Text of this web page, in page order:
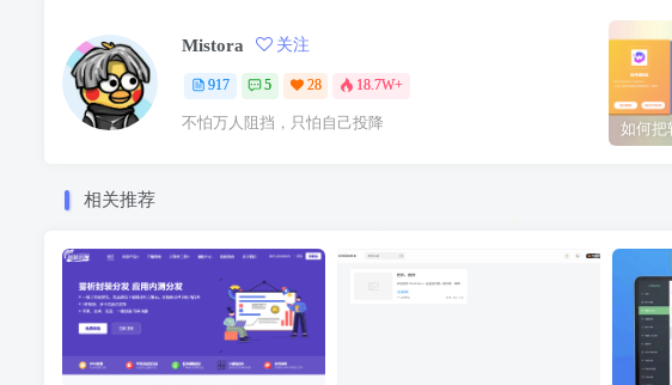
Mistora 关注
917 5 28 18.7W+
不怕万人阻挡，只怕自己投降
相关推荐